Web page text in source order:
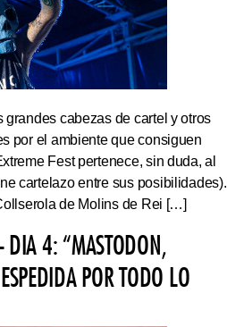
cabezas de cartel y otros
por el ambiente que consiguen
Fest pertenece, sin duda, al
cartelazo entre sus posibilidades).
de Molins de Rei […]
DIA 4: “MASTODON,
POR TODO LO